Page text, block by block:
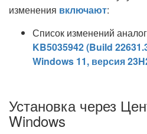
изменения включают:
Список изменений
KB5035942 (Build
Windows 11, версия
Установка через
Windows